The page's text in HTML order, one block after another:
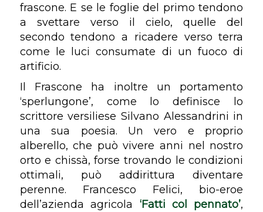
frascone. E se le foglie del primo tendono
a svettare verso il cielo, quelle del
secondo tendono a ricadere verso terra
come le luci consumate di un fuoco di
artificio.
Il Frascone ha inoltre un portamento
‘sperlungone’, come lo definisce lo
scrittore versiliese Silvano Alessandrini in
una sua poesia. Un vero e proprio
alberello, che può vivere anni nel nostro
orto e chissà, forse trovando le condizioni
ottimali, può addirittura diventare
perenne. Francesco Felici, bio-eroe
dell’azienda agricola ‘Fatti col pennato’,